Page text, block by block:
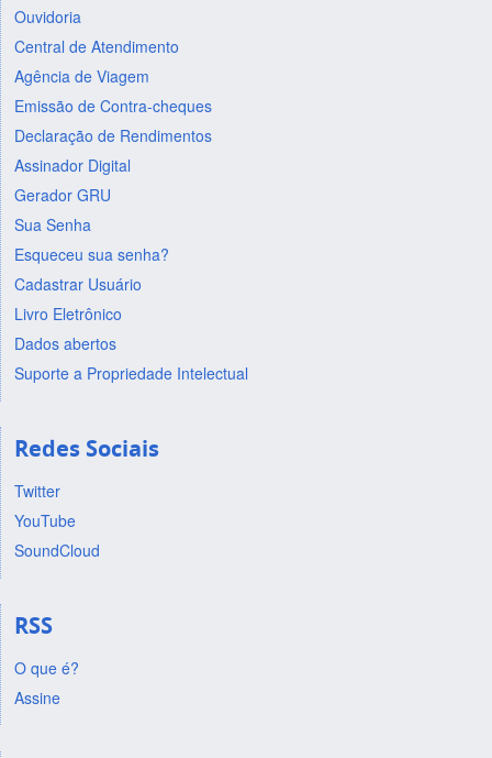
Ouvidoria
Central de Atendimento
Agência de Viagem
Emissão de Contra-cheques
Declaração de Rendimentos
Assinador Digital
Gerador GRU
Sua Senha
Esqueceu sua senha?
Cadastrar Usuário
Livro Eletrônico
Dados abertos
Suporte a Propriedade Intelectual
Redes Sociais
Twitter
YouTube
SoundCloud
RSS
O que é?
Assine